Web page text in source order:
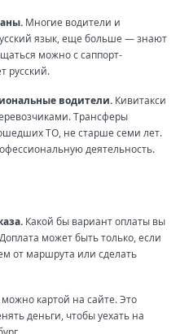
Многие водители и
язык, еще больше — знают
можно с саппорт-
русский.
водители. Кивитакси
Трансферы
ТО, не старше семи лет.
деятельность.
Какой бы вариант оплаты вы
может быть только, если
от маршрута или сделать
можно картой на сайте. Это
деньги, чтобы уехать на